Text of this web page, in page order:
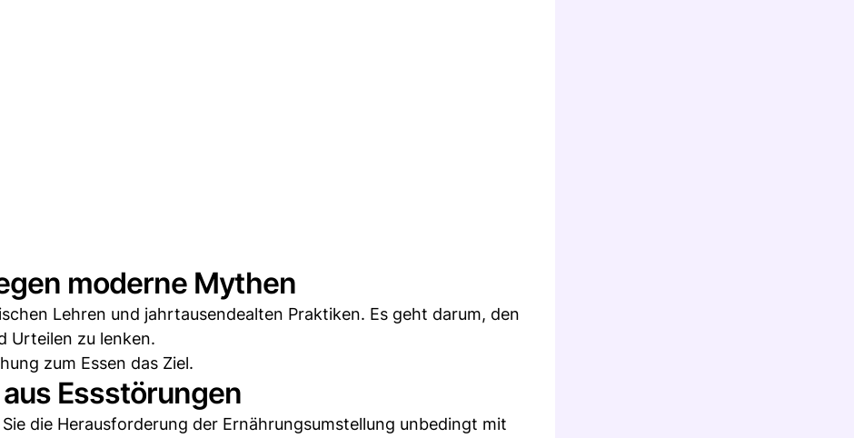
moderne Mythen
Lehren und jahrtausendealten Praktiken. Es geht darum, den
Urteilen zu lenken.
zum Essen das Ziel.
Essstörungen
die Herausforderung der Ernährungsumstellung unbedingt mit